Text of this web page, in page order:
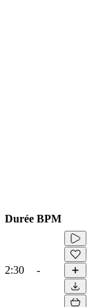
Durée BPM
2:30 -